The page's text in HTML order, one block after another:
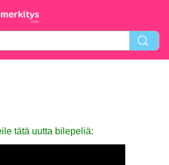
tätä uutta bilepeliä: